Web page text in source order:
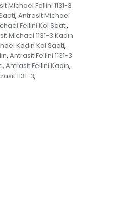
Michael Fellini 1131-3
, Antrasit Michael
Fellini Kol Saati,
Michael 1131-3 Kadın
Kadın Kol Saati,
, Antrasit Fellini 1131-3
, Antrasit Fellini Kadın,
1131-3,